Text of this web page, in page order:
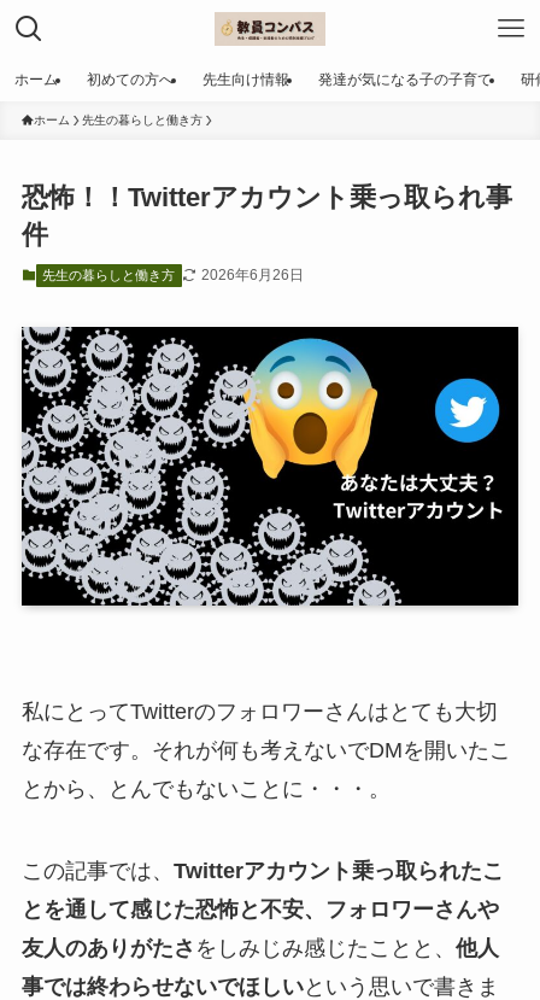
ホーム 初めての方へ 先生向け情報 発達が気になる子の子育て 研
ホーム 先生の暮らしと働き方
恐怖！！Twitterアカウント乗っ取られ事
件
先生の暮らしと働き方 2026年6月26日
私にとってTwitterのフォロワーさんはとても大切
な存在です。それが何も考えないでDMを開いたこ
とから、とんでもないことに・・・。
この記事では、 Twitterアカウント乗っ取られたこ
とを通して感じた恐怖と不安、フォロワーさんや
友人のありがたさ をしみじみ感じたことと、 他人
事では終わらせないでほしいという思いで書きま